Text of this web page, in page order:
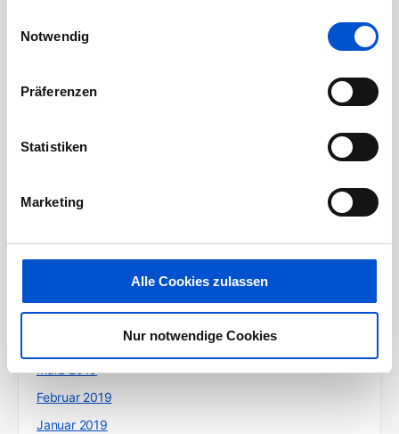
Notwendig
Präferenzen
Statistiken
Marketing
Alle Cookies zulassen
Nur notwendige Cookies
März 2020
Januar 2020
November 2019
September 2019
Juli 2019
Mai 2019
März 2019
Februar 2019
Januar 2019